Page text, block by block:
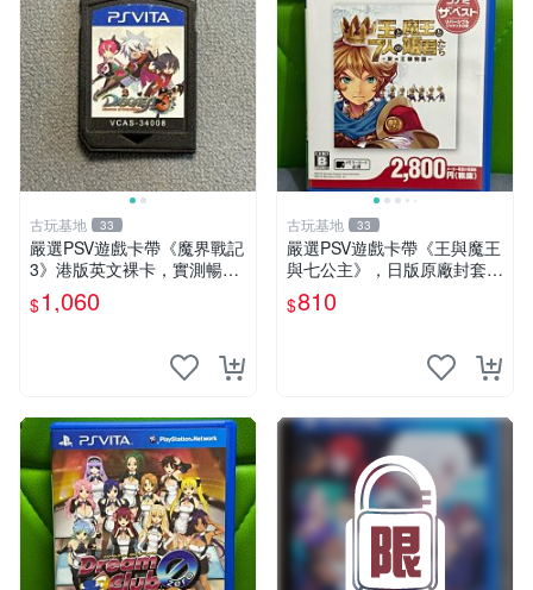
古玩基地 33
嚴選PSV遊戲卡帶《魔界戰記
3》港版英文裸卡，實測暢玩
無障礙，限索尼PSV機器運行
psv 港版 魔界戰記3
$1,060
古玩基地 33
嚴選PSV遊戲卡帶《王與魔王
與七公主》，日版原廠封套，
雙面精美封面，實測暢玩無障
礙。久藏家中，輕微使用痕
估。古董級遊戲限量收
$810